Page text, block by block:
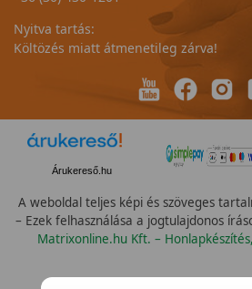
Nyitva tartás:
Költözés miatt átmenetileg zárva!
Árukereső.hu
A weboldal teljes képi és szöveges
– Ezek felhasználása a jogtulajdonos
Matrixonline.hu Kft. –